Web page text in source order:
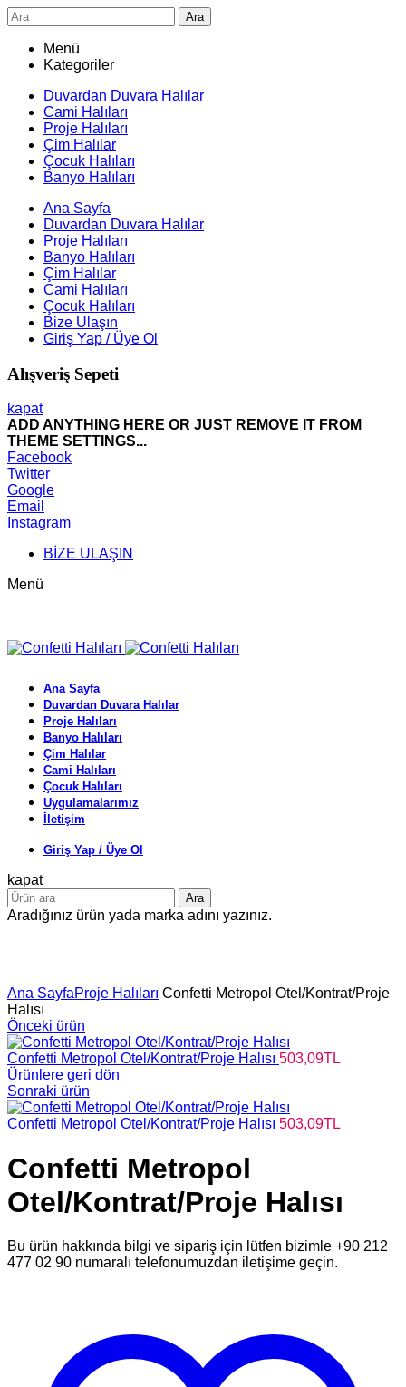
Ara
Menü
Kategoriler
Duvardan Duvara Halılar
Cami Halıları
Proje Halıları
Çim Halılar
Çocuk Halıları
Banyo Halıları
Ana Sayfa
Duvardan Duvara Halılar
Proje Halıları
Banyo Halıları
Çim Halılar
Cami Halıları
Çocuk Halıları
Bize Ulaşın
Giriş Yap / Üye Ol
Alışveriş Sepeti
kapat
ADD ANYTHING HERE OR JUST REMOVE IT FROM
THEME SETTINGS...
Facebook
Twitter
Google
Email
Instagram
BİZE ULAŞIN
Menü
Ana Sayfa
Duvardan Duvara Halılar
Proje Halıları
Banyo Halıları
Çim Halılar
Cami Halıları
Çocuk Halıları
Uygulamalarımız
İletişim
Giriş Yap / Üye Ol
kapat
Ara
Aradığınız ürün yada marka adını yazınız.
Ana SayfaProje Halıları Confetti Metropol Otel/Kontrat/Proje
Halısı
Önceki ürün
Confetti Metropol Otel/Kontrat/Proje Halısı 503,09TL
Ürünlere geri dön
Sonraki ürün
Confetti Metropol Otel/Kontrat/Proje Halısı 503,09TL
Confetti Metropol
Otel/Kontrat/Proje Halısı
Bu ürün hakkında bilgi ve sipariş için lütfen bizimle +90 212
477 02 90 numaralı telefonumuzdan iletişime geçin.